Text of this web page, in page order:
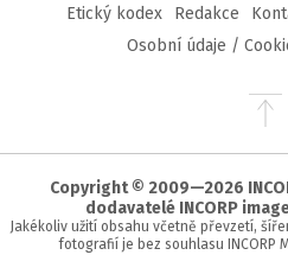
Etický kodex Redakce
Osobní údaje /
Přejít
Copyright © 2009—2026
dodavatelé INCORP
Jakékoliv užití obsahu včetně převzetí,
fotografií je bez souhlasu INCORP